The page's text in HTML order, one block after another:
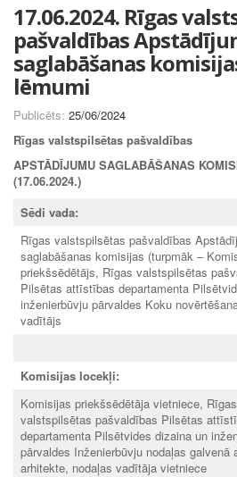
17.06.2024. Rīgas
pašvaldības
saglabāšanas
lēmumi
Publicēts: 25/06/2024
Rīgas valstspilsētas pašvaldības
APSTĀDĪJUMU SAGLABĀŠANAS
(17.06.2024.)
Sēdi vada:
Rīgas valstspilsētas pašvaldības
saglabāšanas komisijas (turpmāk –
priekšsēdētājs, Rīgas valstspilsētas
Pilsētas attīstības departamenta
inženierbūvju pārvaldes Koku
vadītājs
Komisijas locekļi:
Komisijas priekšsēdētāja vietniece, Rīgas
valstspilsētas pašvaldības Pilsētas
departamenta Pilsētvides dizaina un
pārvaldes Inženierbūvju nodaļas galvenā
arhitekte, nodaļas vadītāja vietniece